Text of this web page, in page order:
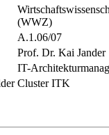
(WWZ)
A.1.06/07
Prof. Dr. Kai Jander
IT-
Cluster ITK